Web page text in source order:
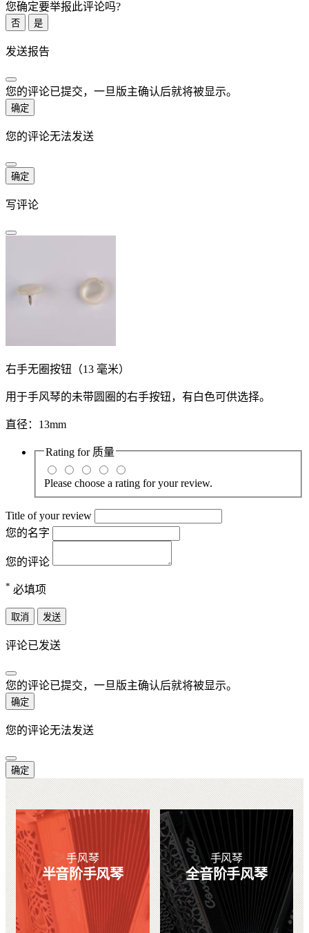
您确定要举报此评论吗?
否 是
发送报告
您的评论已提交，一旦版主确认后就将被显示。
确定
您的评论无法发送
确定
写评论
右手无圈按钮（13 毫米）
用于手风琴的未带圆圈的右手按钮，有白色可供选择。
直径：13mm
Rating for 质量
Please choose a rating for your review.
Title of your review
您的名字
您的评论
* 必填项
取消 发送
评论已发送
您的评论已提交，一旦版主确认后就将被显示。
确定
您的评论无法发送
确定
手风琴
半音阶手风琴
手风琴
全音阶手风琴